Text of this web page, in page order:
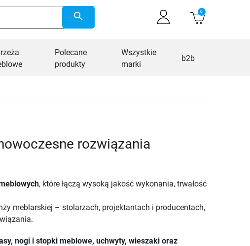
search 0
Polecane
produkty
Wszystkie
marki
b2b
rozwiązania
, które łączą wysoką jakość wykonania, trwałość
meblarskiej – stolarzach, projektantach i producentach,
nogi i stopki meblowe, uchwyty, wieszaki oraz